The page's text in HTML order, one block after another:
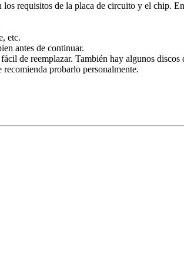
requisitos de la placa de circuito y el chip.
etc.
antes de continuar.
de reemplazar. También hay algunos
probarlo personalmente.